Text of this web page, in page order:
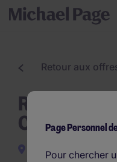
Retour aux
Régleur
CN 2x8 H/F
Lisses
Page Personnel
Pour chercher